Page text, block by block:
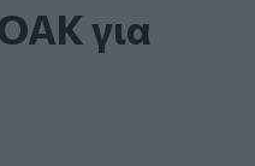
για